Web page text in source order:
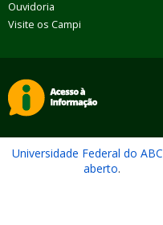
Ouvidoria
Visite os Campi
Universidade Federal do ABC
aberto.